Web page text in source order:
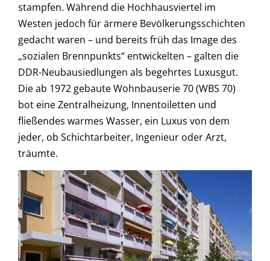
stampfen. Während die Hochhausviertel im
Westen jedoch für ärmere Bevölkerungsschichten
gedacht waren – und bereits früh das Image des
„sozialen Brennpunkts“ entwickelten – galten die
DDR-Neubausiedlungen als begehrtes Luxusgut.
Die ab 1972 gebaute Wohnbauserie 70 (WBS 70)
bot eine Zentralheizung, Innentoiletten und
fließendes warmes Wasser, ein Luxus von dem
jeder, ob Schichtarbeiter, Ingenieur oder Arzt,
träumte.